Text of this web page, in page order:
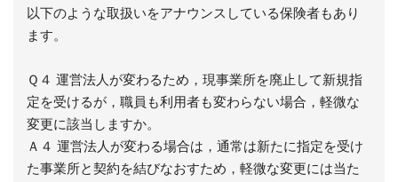
以下のような取扱いをアナウンスしている保険者もあり
ます。
Ｑ４ 運営法人が変わるため，現事業所を廃止して新規指
定を受けるが，職員も利用者も変わらない場合，軽微な
変更に該当しますか。
Ａ４ 運営法人が変わる場合は，通常は新たに指定を受け
た事業所と契約を結びなおすため，軽微な変更には当た